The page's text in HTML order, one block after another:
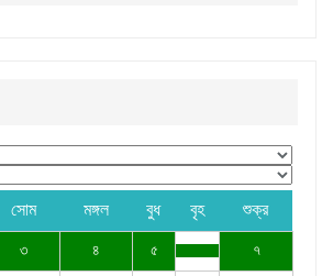
সোম মঙ্গল বুধ বৃহ শুক্র
৩ ৪ ৫ ৭